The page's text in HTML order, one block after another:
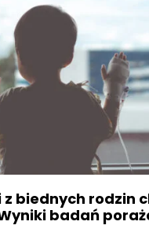
z biednych rodzin
badań